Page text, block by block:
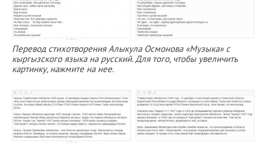
Перевод стихотворения Алыкула Осмонова «Музыка» с
кыргызского языка на русский. Для того, чтобы увеличить
картинку, нажмите на нее.